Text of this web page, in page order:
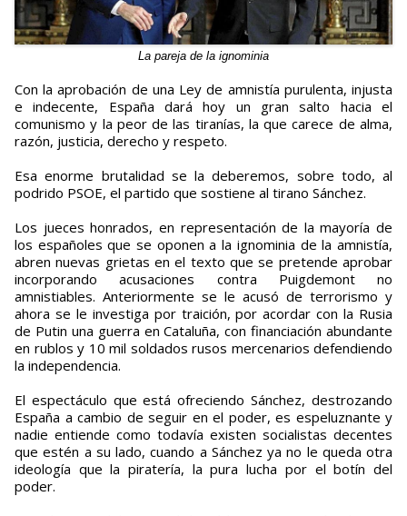
La pareja de la ignominia
Con la aprobación de una Ley de amnistía purulenta, injusta
e indecente, España dará hoy un gran salto hacia el
comunismo y la peor de las tiranías, la que carece de alma,
razón, justicia, derecho y respeto.
Esa enorme brutalidad se la deberemos, sobre todo, al
podrido PSOE, el partido que sostiene al tirano Sánchez.
Los jueces honrados, en representación de la mayoría de
los españoles que se oponen a la ignominia de la amnistía,
abren nuevas grietas en el texto que se pretende aprobar
incorporando acusaciones contra Puigdemont no
amnistiables. Anteriormente se le acusó de terrorismo y
ahora se le investiga por traición, por acordar con la Rusia
de Putin una guerra en Cataluña, con financiación abundante
en rublos y 10 mil soldados rusos mercenarios defendiendo
la independencia.
El espectáculo que está ofreciendo Sánchez, destrozando
España a cambio de seguir en el poder, es espeluznante y
nadie entiende como todavía existen socialistas decentes
que estén a su lado, cuando a Sánchez ya no le queda otra
ideología que la piratería, la pura lucha por el botín del
poder.